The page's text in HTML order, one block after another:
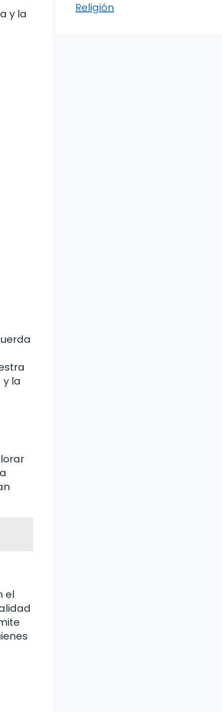
y la
la
el
Religión